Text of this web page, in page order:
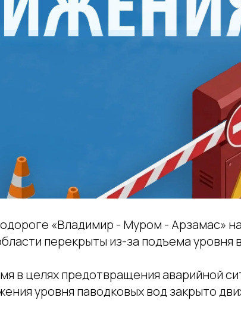
«Владимир - Муром - Арзамас»
перекрыты из-за подъема уровня
в целях предотвращения аварийной
уровня паводковых вод закрыто